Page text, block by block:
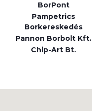
BorPont
Pampetrics
Borkereskedés
Pannon Borbolt Kft.
Chip-Art Bt.